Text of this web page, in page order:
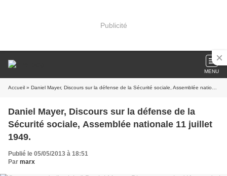
Publicité
MENU
Accueil » Daniel Mayer, Discours sur la défense de la Sécurité sociale, Assemblée nationale 11 juillet 1949.
Daniel Mayer, Discours sur la défense de la
Sécurité sociale, Assemblée nationale 11 juillet
1949.
Publié le 05/05/2013 à 18:51
Par marx